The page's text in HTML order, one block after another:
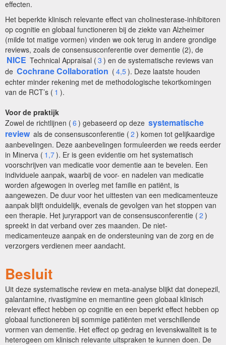
effecten.
Het beperkte klinisch relevante effect van cholinesterase-inhibitoren
op cognitie en globaal functioneren bij de ziekte van Alzheimer
(milde tot matige vormen) vinden we ook terug in andere grondige
reviews, zoals de consensusconferentie over dementie (2), de
NICE Technical Appraisal ( 3 ) en de systematische reviews van
de Cochrane Collaboration ( 4,5). Deze laatste houden
echter minder rekening met de methodologische tekortkomingen
van de RCT’s ( 1 ).
Voor de praktijk
Zowel de richtlijnen ( 6 ) gebaseerd op deze systematische
review als de consensusconferentie ( 2 ) komen tot gelijkaardige
aanbevelingen. Deze aanbevelingen formuleerden we reeds eerder
in Minerva ( 1,7). Er is geen evidentie om het systematisch
voorschrijven van medicatie voor dementie aan te bevelen. Een
individuele aanpak, waarbij de voor- en nadelen van medicatie
worden afgewogen in overleg met familie en patiënt, is
aangewezen. De duur voor het uittesten van een medicamenteuze
aanpak blijft onduidelijk, evenals de gevolgen van het stoppen van
een therapie. Het juryrapport van de consensusconferentie ( 2 )
spreekt in dat verband over zes maanden. De niet-
medicamenteuze aanpak en de ondersteuning van de zorg en de
verzorgers verdienen meer aandacht.
Besluit
Uit deze systematische review en meta-analyse blijkt dat donepezil,
galantamine, rivastigmine en memantine geen globaal klinisch
relevant effect hebben op cognitie en een beperkt effect hebben op
globaal functioneren bij sommige patiënten met verschillende
vormen van dementie. Het effect op gedrag en levenskwaliteit is te
heterogeen om klinisch relevante uitspraken te kunnen doen. De